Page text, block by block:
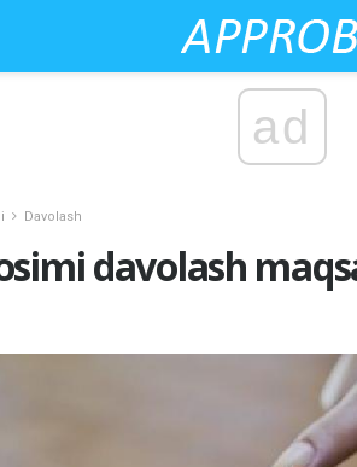
ad
Davolash
davolash